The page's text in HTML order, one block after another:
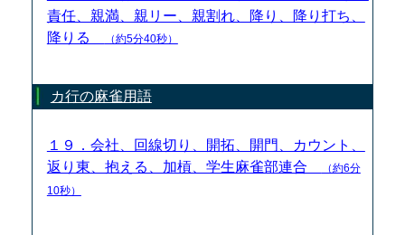
責任、親満、親リー、親割れ、降り、降り打ち、
降りる
（約5分40秒）
カ行の麻雀用語
１９．会社、回線切り、開拓、開門、カウント、
返り東、抱える、加槓、学生麻雀部連合
（約6分
10秒）